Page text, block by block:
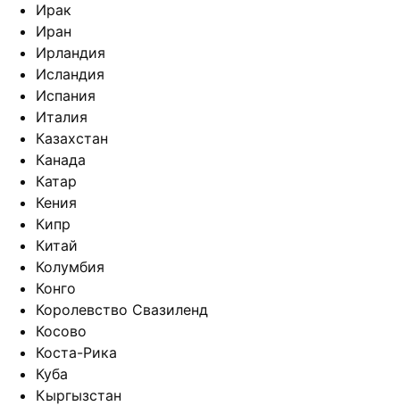
Ирак
Иран
Ирландия
Исландия
Испания
Италия
Казахстан
Канада
Катар
Кения
Кипр
Китай
Колумбия
Конго
Королевство Свазиленд
Косово
Коста-Рика
Куба
Кыргызстан